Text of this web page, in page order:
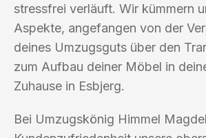
stressfrei verläuft. Wir kümmern
Aspekte, angefangen von der
deines Umzugsguts über den
zum Aufbau deiner Möbel in
Zuhause in Esbjerg.
Bei Umzugskönig Himmel